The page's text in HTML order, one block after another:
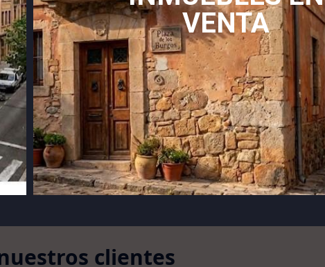
VENTA